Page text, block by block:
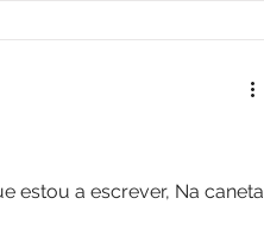
estou a escrever, Na caneta